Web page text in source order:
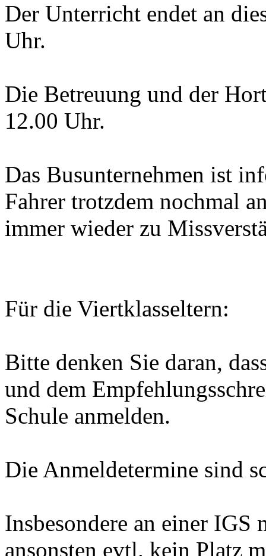
Der Unterricht endet an
Uhr.
Die Betreuung und der
12.00 Uhr.
Das Busunternehmen ist
Fahrer trotzdem nochmal
immer wieder zu
Für die Viertklasseltern:
Bitte denken Sie daran,
und dem
Schule anmelden.
Die Anmeldetermine sind
Insbesondere an einer IGS
ansonsten evtl. kein Platz